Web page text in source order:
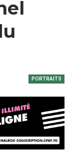
PORTRAITS